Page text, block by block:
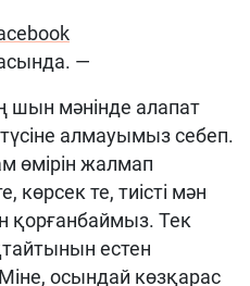
—
шын мәнінде алапат
түсіне алмауымыз себеп.
өмірін жалмап
көрсек те, тиісті мән
қорғанбаймыз. Тек
естен
осындай көзқарас